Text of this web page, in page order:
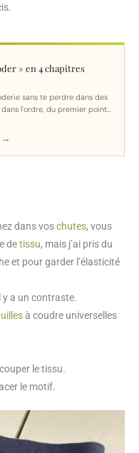
» en 4 chapitres
sans te perdre dans des
l'ordre, du premier point
→
dans voschutes, vous
detissu, mais j’ai pris du
et pour garder l’élasticité
y a un contraste.
à coudre universelles
le tissu.
le motif.